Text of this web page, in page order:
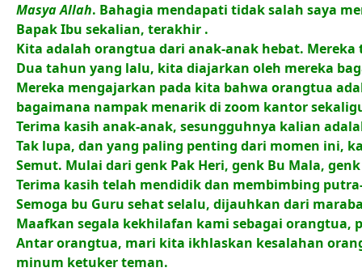
Masya Allah. Bahagia mendapati tidak salah saya
Bapak Ibu sekalian, terakhir .
Kita adalah orangtua dari anak-anak hebat. Mereka
Dua tahun yang lalu, kita diajarkan oleh mereka
Mereka mengajarkan pada kita bahwa orangtua
bagaimana nampak menarik di zoom kantor
Terima kasih anak-anak, sesungguhnya kalian
Tak lupa, dan yang paling penting dari momen ini,
Semut. Mulai dari genk Pak Heri, genk Bu Mala,
Terima kasih telah mendidik dan membimbing
Semoga bu Guru sehat selalu, dijauhkan dari
Maafkan segala kekhilafan kami sebagai
Antar orangtua, mari kita ikhlaskan kesalahan
minum ketuker teman.